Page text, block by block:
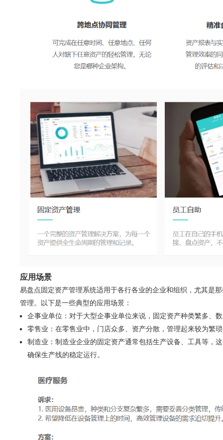
应用场景
易盘点固定资产管理系统适用于各行各业的企业和组织，尤其是
管理。以下是一些典型的应用场景：
企事业单位：对于大型企事业单位来说，固定资产种类繁多、
零售业：在零售业中，门店众多、资产分散，管理起来较为繁
制造业：制造业企业的固定资产通常包括生产设备、工具等，
确保生产线的稳定运行。